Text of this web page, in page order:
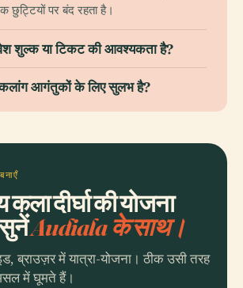
छुट्टियों पर बंद रहता है।
शुल्क या टिकट की आवश्यकता है?
आगंतुकों के लिए सुलभ है?
कला दीर्घा की योजना
सुनेंAudiala के साथ।
ब्राउज़र में यात्रा-योजना। ठीक उसी तरह
में घूमते हैं।